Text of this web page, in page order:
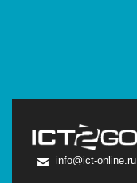
info@ict-online.ru